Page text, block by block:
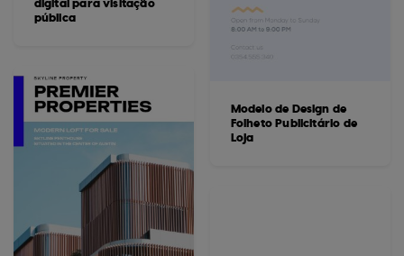
digital para visitação
pública
Modelo de Design de
Folheto Publicitário de
Loja